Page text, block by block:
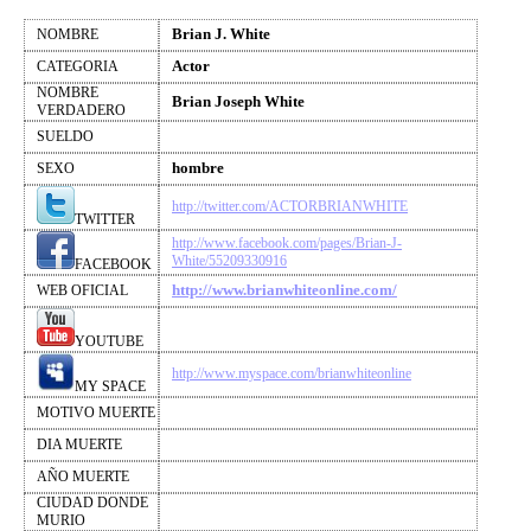
NOMBRE Brian J. White
CATEGORIA Actor
NOMBRE
VERDADERO
Brian Joseph White
SUELDO
SEXO
hombre
TWITTER
http://twitter.com/ACTORBRIANWHITE
FACEBOOK
http://www.facebook.com/pages/Brian-J-
White/55209330916
WEB OFICIAL
http://www.brianwhiteonline.com/
YOUTUBE
MY SPACE
http://www.myspace.com/brianwhiteonline
MOTIVO MUERTE
DIA MUERTE
AÑO MUERTE
CIUDAD DONDE
MURIO